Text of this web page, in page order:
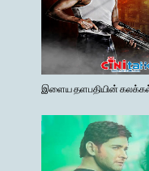
இளைய தளபதியின்